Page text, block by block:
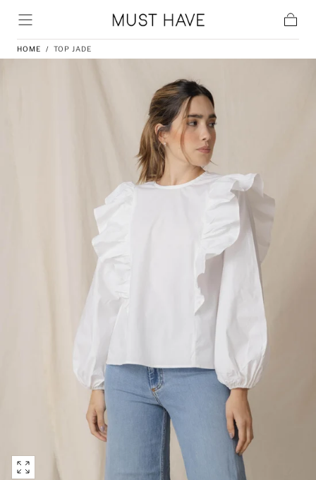
Skip to content
Open
HOME / TOP JADE